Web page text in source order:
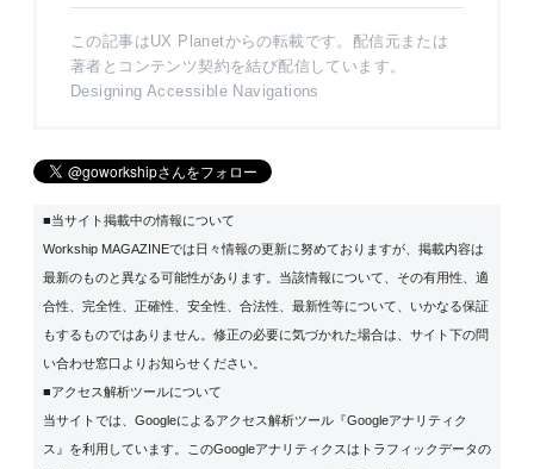
この記事はUX Planetからの転載です。配信元または
著者とコンテンツ契約を結び配信しています。
Designing Accessible Navigations
■当サイト掲載中の情報について
Workship MAGAZINEでは日々情報の更新に努めておりますが、掲載内容は
最新のものと異なる可能性があります。当該情報について、その有用性、適
合性、完全性、正確性、安全性、合法性、最新性等について、いかなる保証
もするものではありません。修正の必要に気づかれた場合は、サイト下の問
い合わせ窓口よりお知らせください。
■アクセス解析ツールについて
当サイトでは、Googleによるアクセス解析ツール『Googleアナリティク
ス』を利用しています。このGoogleアナリティクスはトラフィックデータの